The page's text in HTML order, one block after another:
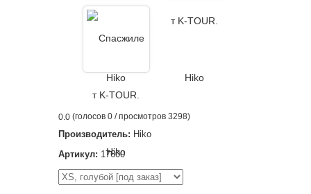
0.0 (голосов 0 / просмотров 3298)
Производитель: Hiko
Артикул: 17600